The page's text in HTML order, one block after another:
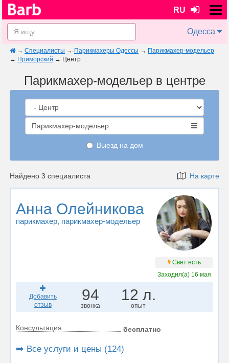
RU
Одесса
→ Специалисты → Парикмахеры Одессы → Парикмахер-модельер
→ Приморский → Центр
Парикмахер-модельер в центре
Парикмахер-модельер
Выезд на дом
Найдено 3 специалиста На карте
Анна Олейникова
парикмахер, парикмахер-модельер
Свет есть
Заходил(а) 16 мая
Добавить
отзыв
94
звонка
12 л.
опыт
Консультация бесплатно
➡️ Все услуги и цены (124)